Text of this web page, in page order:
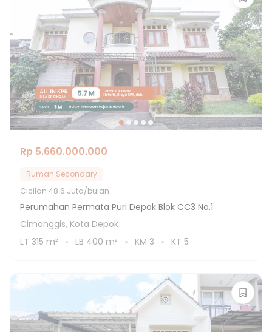
Rp 5.660.000.000
Rumah Secondary
Cicilan 48.6 Juta/bulan
Perumahan Permata Puri Depok Blok CC3 No.1
Cimanggis, Kota Depok
LT 315 m² LB 400 m² KM 3 KT 5